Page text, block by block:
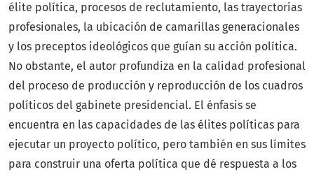
élite política, procesos de reclutamiento, las trayectorias
profesionales, la ubicación de camarillas generacionales
y los preceptos ideológicos que guían su acción política.
No obstante, el autor profundiza en la calidad profesional
del proceso de producción y reproducción de los cuadros
políticos del gabinete presidencial. El énfasis se
encuentra en las capacidades de las élites políticas para
ejecutar un proyecto político, pero también en sus límites
para construir una oferta política que dé respuesta a los